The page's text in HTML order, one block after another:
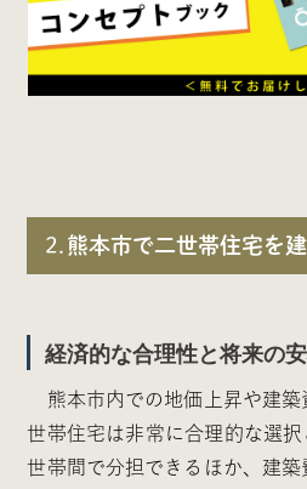
2. 熊本市で二世帯住宅を
経済的な合理性と将来の
熊本市内での地価上昇や建築
世帯住宅は非常に合理的な選
世帯間で分担できるほか、建